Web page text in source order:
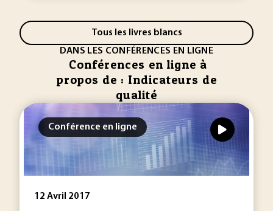
Tous les livres blancs
DANS LES CONFÉRENCES EN LIGNE
Conférences en ligne à
propos de : Indicateurs de
qualité
Conférence en ligne
12 Avril 2017